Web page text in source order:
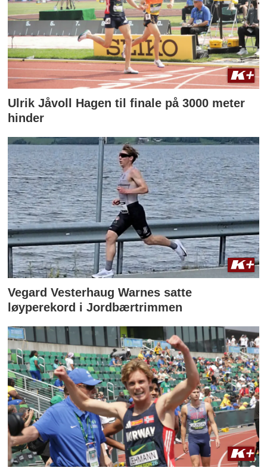
Ulrik Jåvoll Hagen til finale på 3000 meter
hinder
Vegard Vesterhaug Warnes satte
løyperekord i Jordbærtrimmen